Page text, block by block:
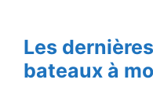
Les
bateaux à